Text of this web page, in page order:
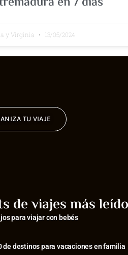
y Virginia 13/05/2024
TU VIAJE
de viajes más
para viajar con bebés
de destinos para vacaciones en familia